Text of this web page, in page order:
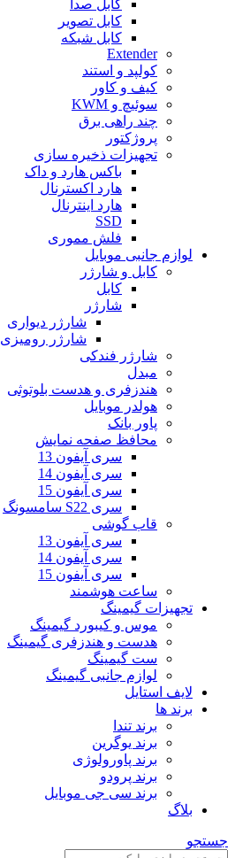
کابل صدا
کابل تصویر
کابل شبکه
Extender
کولپد و استند
کیف و کاور
سوئیچ و KWM
چند راهی برق
پروژکتور
تجهیزات ذخیره سازی
باکس هارد و داک
هارد اکسترنال
هارد اینترنال
SSD
فلش مموری
لوازم جانبی موبایل
کابل و شارژر
کابل
شارژر
شارژر دیواری
شارژر رومیزی
شارژر فندکی
مبدل
هندزفری و هدست بلوتوثی
هولدر موبایل
پاور بانک
محافظ صفحه نمایش
سری آیفون 13
سری آیفون 14
سری آیفون 15
سری S22 سامسونگ
قاب گوشی
سری آیفون 13
سری آیفون 14
سری آیفون 15
ساعت هوشمند
تجهیزات گیمینگ
موس و کیبورد گیمینگ
هدست و هندزفری گیمینگ
ست گیمینگ
لوازم جانبی گیمینگ
لایف استایل
برند ها
برند تندا
برند یوگرین
برند پاورولوژی
برند پرودو
برند سی جی موبایل
بلاگ
جستجو